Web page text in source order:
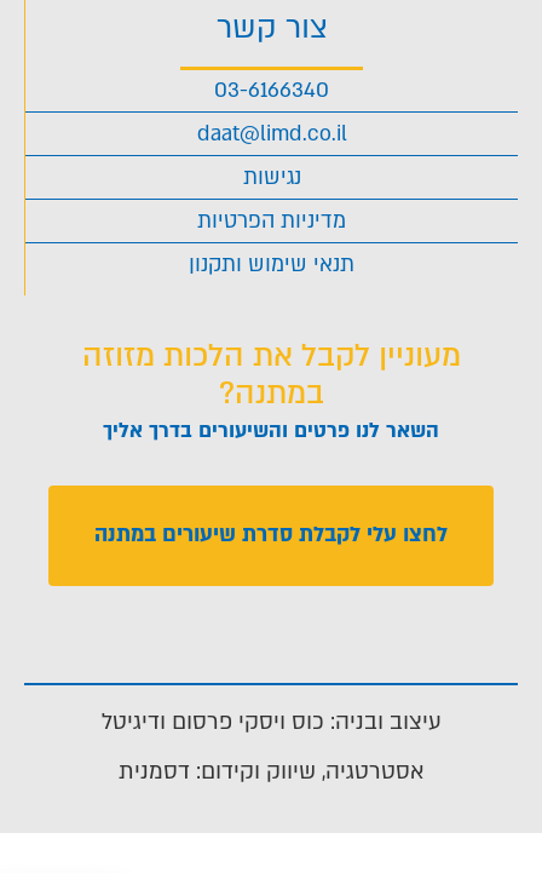
צור קשר
03-6166340
daat@limd.co.il
נגישות
מדיניות הפרטיות
תנאי שימוש ותקנון
מעוניין לקבל את הלכות מזוזה
במתנה?
השאר לנו פרטים והשיעורים בדרך אליך
לחצו עלי לקבלת סדרת שיעורים במתנה
עיצוב ובניה: כוס ויסקי פרסום ודיגיטל
אסטרטגיה, שיווק וקידום: דסמנית